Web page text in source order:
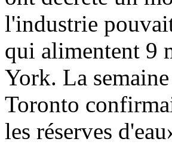
l'industrie
qui alimentent 9
York. La
Toronto
les réserves